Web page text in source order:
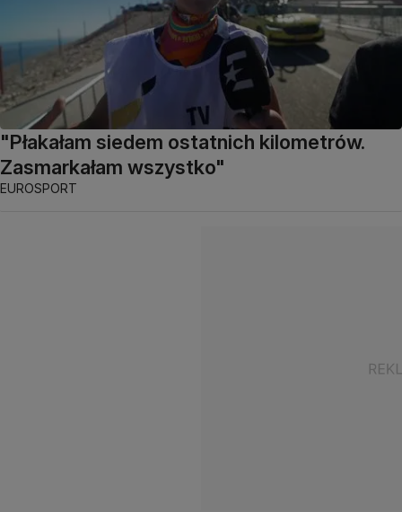
"Płakałam siedem ostatnich kilometrów.
Zasmarkałam wszystko"
EUROSPORT